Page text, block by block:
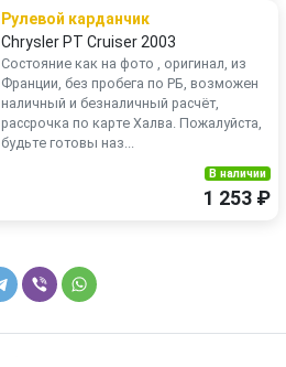
Рулевой карданчик
Chrysler PT Cruiser 2003
Состояние как на фото , оригинал, из
Франции, без пробега по РБ, возможен
наличный и безналичный расчёт,
рассрочка по карте Халва. Пожалуйста,
будьте готовы наз...
В наличии
1 253 ₽